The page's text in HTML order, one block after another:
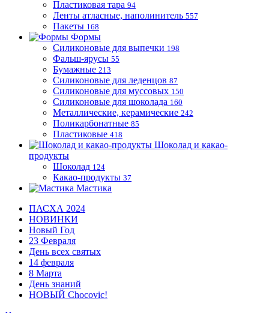
Пластиковая тара 94
Ленты атласные, наполинитель 557
Пакеты 168
Формы
Силиконовые для выпечки 198
Фальш-ярусы 55
Бумажные 213
Силиконовые для леденцов 87
Силиконовые для муссовых 150
Силиконовые для шоколада 160
Металлические, керамические 242
Поликарбонатные 85
Пластиковые 418
Шоколад и какао-
продукты
Шоколад 124
Какао-продукты 37
Мастика
ПАСХА 2024
НОВИНКИ
Новый Год
23 Февраля
День всех святых
14 февраля
8 Марта
День знаний
НОВЫЙ Chocovic!